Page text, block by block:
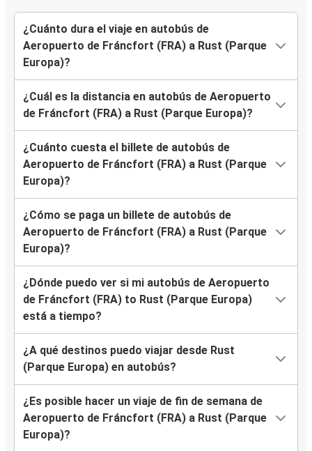
¿Cuánto dura el viaje en autobús de
Aeropuerto de Fráncfort (FRA) a Rust (Parque
Europa)?
¿Cuál es la distancia en autobús de Aeropuerto
de Fráncfort (FRA) a Rust (Parque Europa)?
¿Cuánto cuesta el billete de autobús de
Aeropuerto de Fráncfort (FRA) a Rust (Parque
Europa)?
¿Cómo se paga un billete de autobús de
Aeropuerto de Fráncfort (FRA) a Rust (Parque
Europa)?
¿Dónde puedo ver si mi autobús de Aeropuerto
de Fráncfort (FRA) to Rust (Parque Europa)
está a tiempo?
¿A qué destinos puedo viajar desde Rust
(Parque Europa) en autobús?
¿Es posible hacer un viaje de fin de semana de
Aeropuerto de Fráncfort (FRA) a Rust (Parque
Europa)?